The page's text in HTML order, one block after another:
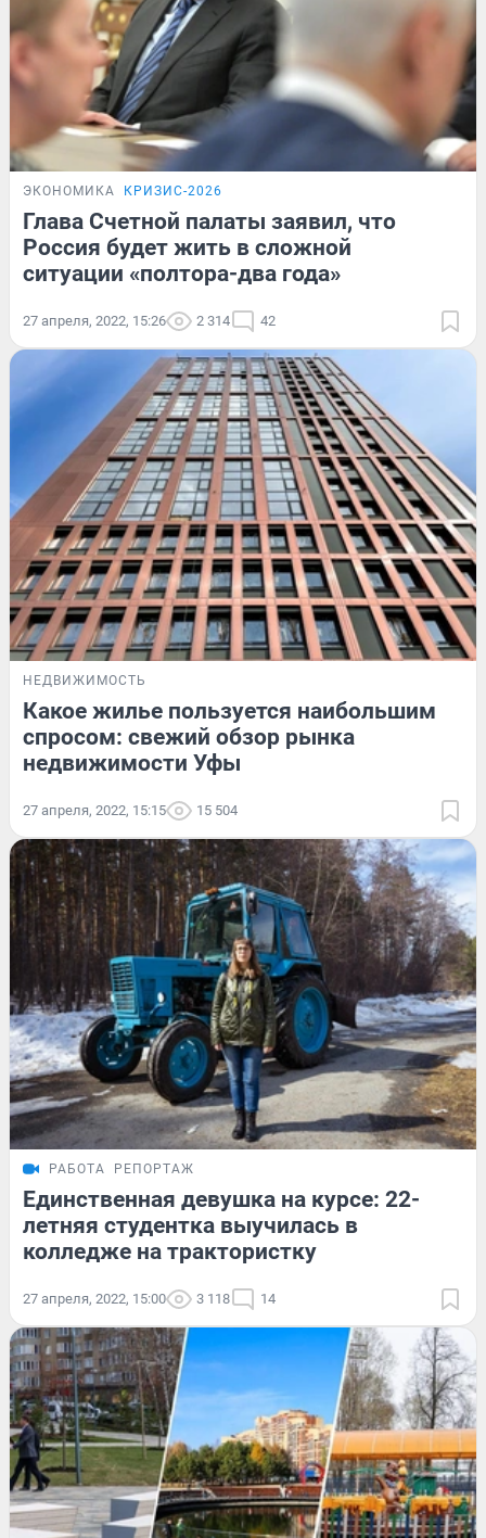
ЭКОНОМИКА КРИЗИС-2026
Глава Счетной палаты заявил, что
Россия будет жить в сложной
ситуации «полтора-два года»
27 апреля, 2022, 15:26 2 314 42
НЕДВИЖИМОСТЬ
Какое жилье пользуется наибольшим
спросом: свежий обзор рынка
недвижимости Уфы
27 апреля, 2022, 15:15 15 504
РАБОТА РЕПОРТАЖ
Единственная девушка на курсе: 22-
летняя студентка выучилась в
колледже на трактористку
27 апреля, 2022, 15:00 3 118 14